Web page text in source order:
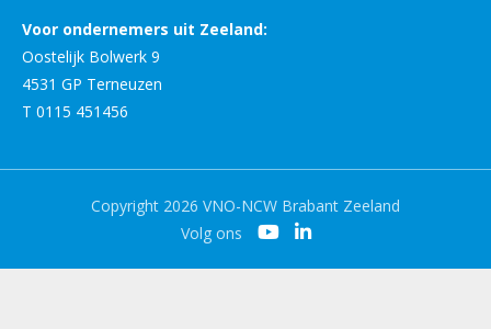
Voor ondernemers uit Zeeland:
Oostelijk Bolwerk 9
4531 GP Terneuzen
T 0115 451456
Copyright 2026 VNO-NCW Brabant Zeeland
Volg ons